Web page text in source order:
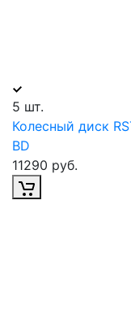
5 шт.
Колесный диск
BD
11290 руб.